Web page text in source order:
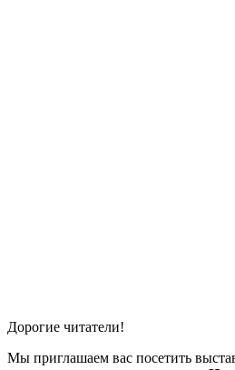
Дорогие читатели!
Мы приглашаем вас посетить